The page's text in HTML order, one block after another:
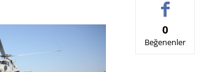
0
Beğenenler